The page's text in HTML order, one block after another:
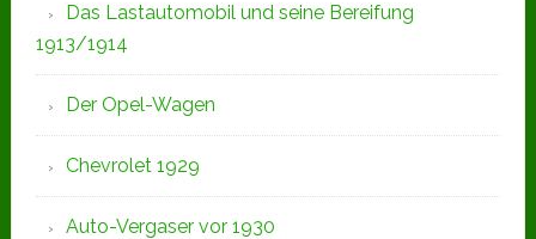
Das Lastautomobil und seine Bereifung
1913/1914
Der Opel-Wagen
Chevrolet 1929
Auto-Vergaser vor 1930